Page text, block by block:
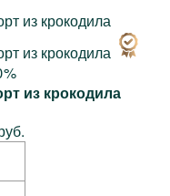
из крокодила